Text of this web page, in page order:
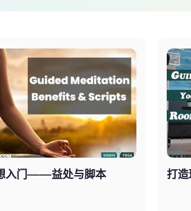
入门——益处与脚本 打